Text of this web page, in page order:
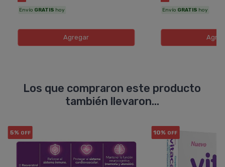
Envío GRATIS hoy
Agregar
Envío GRATIS hoy
Los que compraron este producto
también llevaron...
5% OFF 10% OFF